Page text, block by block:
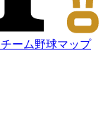
チーム野球マップ